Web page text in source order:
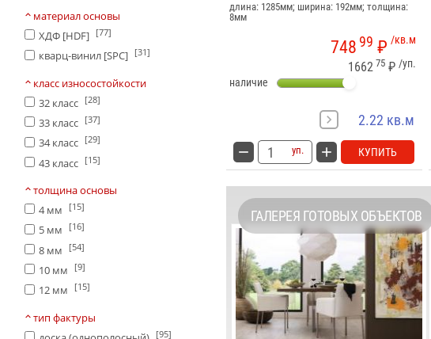
материал основы
ХДФ [HDF] [77]
кварц-винил [SPC] [31]
класс износостойкости
32 класс [28]
33 класс [37]
34 класс [29]
43 класс [15]
толщина основы
4 мм
[15]
5 мм [16]
8 мм [54]
10 мм [9]
12 мм [15]
тип фактуры
[95]
длина: 1285мм; ширина: 192мм; толщина:
8мм
/кв.м
748 99 ₽
/уп.
1662 75 ₽
наличие
2.22 кв.м
уп. КУПИТЬ
ГАЛЕРЕЯ ГОТОВЫХ ОБЪЕКТОВ